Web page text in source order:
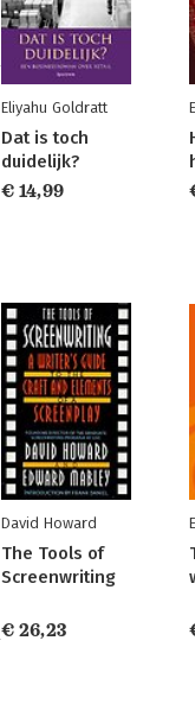
Eliyahu Goldratt
Dat is toch
duidelijk?
€ 14,99
David Howard
The Tools of
Screenwriting
€ 26,23